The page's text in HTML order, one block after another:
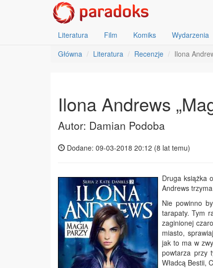
Literatura Film Komiks Wydarzenia
Główna
Literatura Recenzje Ilona
Ilona Andrews
Autor: Damian Podoba
Dodane: 09-03-2018 20:12 (8 lat temu)
Druga książka
Andrews
Nie powinno
tarapaty. Tym
zaginionej
miasto,
jak to ma w
powtarza przy
Władcą Bestii,